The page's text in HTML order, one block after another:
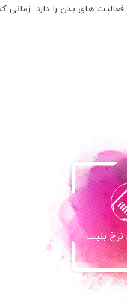
های بدن را دارد. زمانی
بلیت